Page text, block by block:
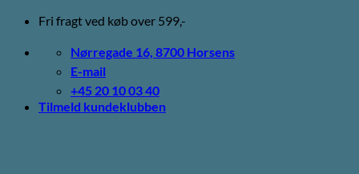
Fortsæt
indhold
Fri fragt ved køb over 599,-
Nørregade 16, 8700 Horsens
E-mail
+45 20 10 03 40
Tilmeld kundeklubben